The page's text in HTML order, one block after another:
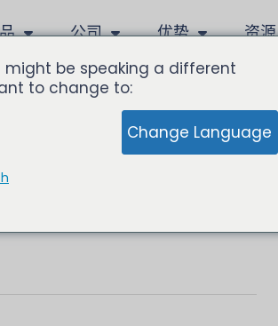
公司 优势 资源
be speaking a different
to change to:
Change Language